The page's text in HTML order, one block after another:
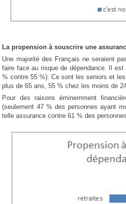
La propension à souscrire une
Une majorité des Français ne seraient
faire face au risque de dépendance. Il
% contre 55 %). Ce sont les seniors et
plus de 65 ans, 55 % chez les moins de
Pour des raisons éminemment
(seulement 47 % des personnes ayant
telle assurance contre 61 % des